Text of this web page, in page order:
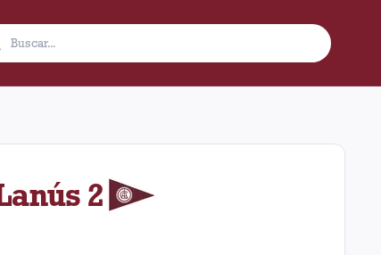
como visitante en el estadio Ferro Carril Oeste
2